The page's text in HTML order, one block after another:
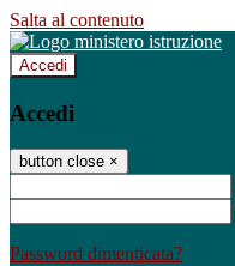
Salta al contenuto
Accedi
Accedi
button close ×
Password dimenticata?